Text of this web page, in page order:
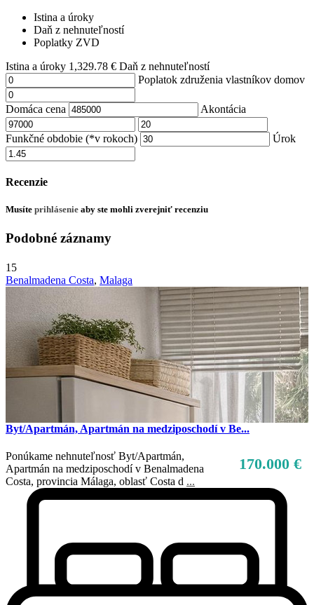
Istina a úroky
Daň z nehnuteľností
Poplatky ZVD
Istina a úroky 1,329.78 € Daň z nehnuteľností
Poplatok združenia vlastníkov domov
Domáca cena Akontácia
Funkčné obdobie (*v rokoch) Úrok
Recenzie
Musíte prihlásenie aby ste mohli zverejniť recenziu
Podobné záznamy
15
Benalmadena Costa, Malaga
Byt/Apartmán, Apartmán na medziposchodí v Be...
170.000 €
Ponúkame nehnuteľnosť Byt/Apartmán,
Apartmán na medziposchodí v Benalmadena
Costa, provincia Málaga, oblasť Costa d ...